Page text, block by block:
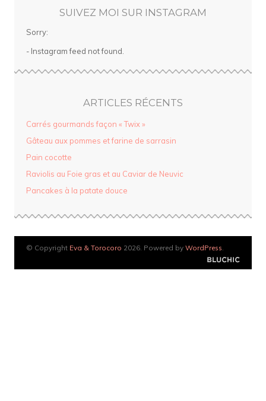
SUIVEZ MOI SUR INSTAGRAM
Sorry:
- Instagram feed not found.
ARTICLES RÉCENTS
Carrés gourmands façon « Twix »
Gâteau aux pommes et farine de sarrasin
Pain cocotte
Raviolis au Foie gras et au Caviar de Neuvic
Pancakes à la patate douce
© Copyright Eva & Torocoro 2026. Powered by WordPress.